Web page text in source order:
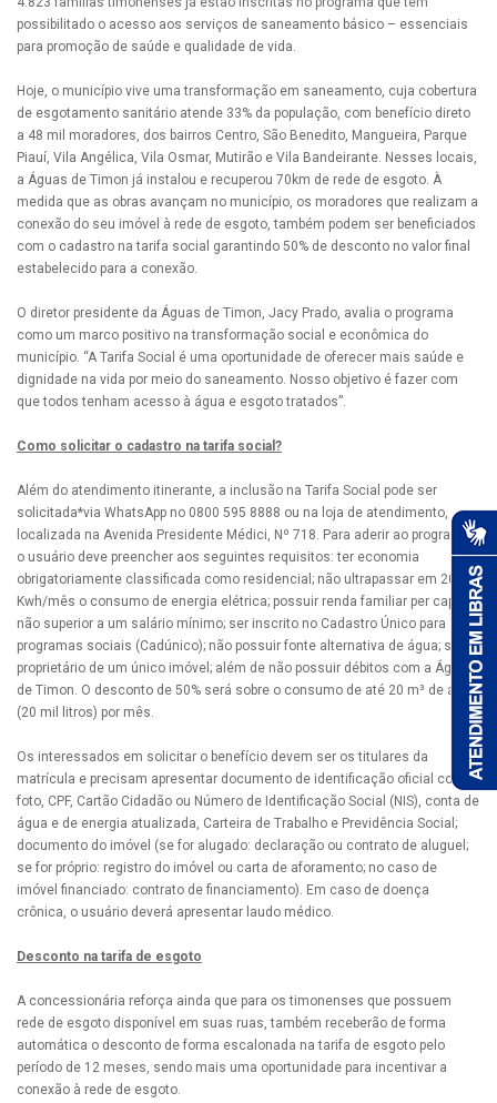
possibilitado o acesso aos serviços de saneamento básico – essenciais
para promoção de saúde e qualidade de vida.
Hoje, o município vive uma transformação em saneamento, cuja cobertura
de esgotamento sanitário atende 33% da população, com benefício direto
a 48 mil moradores, dos bairros Centro, São Benedito, Mangueira, Parque
Piauí, Vila Angélica, Vila Osmar, Mutirão e Vila Bandeirante. Nesses locais,
a Águas de Timon já instalou e recuperou 70km de rede de esgoto. À
medida que as obras avançam no município, os moradores que realizam a
conexão do seu imóvel à rede de esgoto, também podem ser beneficiados
com o cadastro na tarifa social garantindo 50% de desconto no valor final
estabelecido para a conexão.
O diretor presidente da Águas de Timon, Jacy Prado, avalia o programa
como um marco positivo na transformação social e econômica do
município. “A Tarifa Social é uma oportunidade de oferecer mais saúde e
dignidade na vida por meio do saneamento. Nosso objetivo é fazer com
que todos tenham acesso à água e esgoto tratados”.
Como solicitar o cadastro na tarifa social?
Além do atendimento itinerante, a inclusão na Tarifa Social pode ser
solicitada*via WhatsApp no 0800 595 8888 ou na loja de atendimento,
localizada na Avenida Presidente Médici, Nº 718. Para aderir ao programa,
o usuário deve preencher aos seguintes requisitos: ter economia
obrigatoriamente classificada como residencial; não ultrapassar em 200
Kwh/mês o consumo de energia elétrica; possuir renda familiar per capita
não superior a um salário mínimo; ser inscrito no Cadastro Único para
programas sociais (Cadúnico); não possuir fonte alternativa de água; ser
proprietário de um único imóvel; além de não possuir débitos com a Águas
de Timon. O desconto de 50% será sobre o consumo de até 20 m³ de água
(20 mil litros) por mês.
Os interessados em solicitar o benefício devem ser os titulares da
matrícula e precisam apresentar documento de identificação oficial com
foto, CPF, Cartão Cidadão ou Número de Identificação Social (NIS), conta de
água e de energia atualizada, Carteira de Trabalho e Previdência Social;
documento do imóvel (se for alugado: declaração ou contrato de aluguel;
se for próprio: registro do imóvel ou carta de aforamento; no caso de
imóvel financiado: contrato de financiamento). Em caso de doença
crônica, o usuário deverá apresentar laudo médico.
Desconto na tarifa de esgoto
A concessionária reforça ainda que para os timonenses que possuem
rede de esgoto disponível em suas ruas, também receberão de forma
automática o desconto de forma escalonada na tarifa de esgoto pelo
período de 12 meses, sendo mais uma oportunidade para incentivar a
conexão à rede de esgoto.